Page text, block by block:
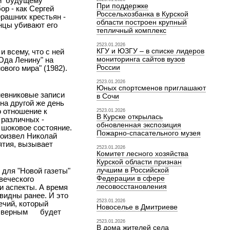
- как Сергей
крестьян -
убивают его
всему, что с ней
Ленину" на
мира" (1982).
записи
другой же день
отношение к
-
состояние.
Николай
вызывает
"Новой газеты"
аспекты. А время
ранее. И это
который
верным
будет
При поддержке
Россельхозбанка в Курской
области построен крупный
тепличный комплекс
2523.01.2026
КГУ и ЮЗГУ – в списке лидеров
мониторинга сайтов вузов
России
2523.01.2026
Юных спортсменов приглашают
в Сочи
2523.01.2026
В Курске открылась
обновленная экспозиция
Пожарно-спасательного музея
2523.01.2026
Комитет лесного хозяйства
Курской области признан
лучшим в Российской
Федерации в сфере
лесовосстановления
2523.01.2026
Новоселье в Дмитриеве
2523.01.2026
В дома жителей села